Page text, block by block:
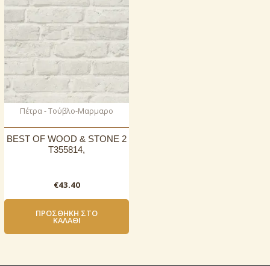
Πέτρα - Τούβλο-Μαρμαρο
BEST OF WOOD & STONE 2
T355814,
€43.40
ΠΡΟΣΘΉΚΗ ΣΤΟ
ΚΑΛΆΘΙ